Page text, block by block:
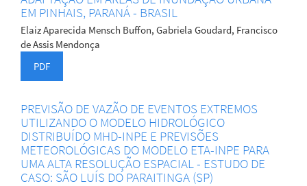
EM PINHAIS, PARANÁ - BRASIL
Elaiz Aparecida Mensch Buffon, Gabriela Goudard, Francisco
de Assis Mendonça
PDF
PREVISÃO DE VAZÃO DE EVENTOS EXTREMOS
UTILIZANDO O MODELO HIDROLÓGICO
DISTRIBUÍDO MHD-INPE E PREVISÕES
METEOROLÓGICAS DO MODELO ETA-INPE PARA
UMA ALTA RESOLUÇÃO ESPACIAL - ESTUDO DE
CASO: SÃO LUÍS DO PARAITINGA (SP)